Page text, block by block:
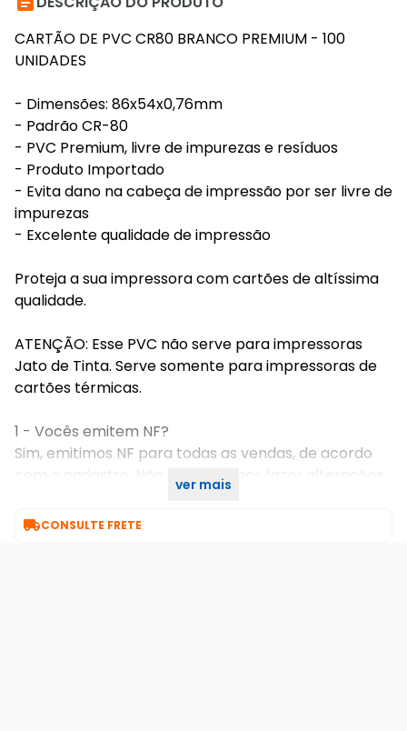
CARTÃO DE PVC CR80 BRANCO PREMIUM - 100
UNIDADES
- Dimensões: 86x54x0,76mm
- Padrão CR-80
- PVC Premium, livre de impurezas e resíduos
- Produto Importado
- Evita dano na cabeça de impressão por ser livre de
impurezas
- Excelente qualidade de impressão
Proteja a sua impressora com cartões de altíssima
qualidade.
ATENÇÃO: Esse PVC não serve para impressoras
Jato de Tinta. Serve somente para impressoras de
cartões térmicas.
1 - Vocês emitem NF?
Sim, emitimos NF para todas as vendas, de acordo
com o cadastro. Não conseguimos fazer alterações
ver mais
CONSULTE FRETE